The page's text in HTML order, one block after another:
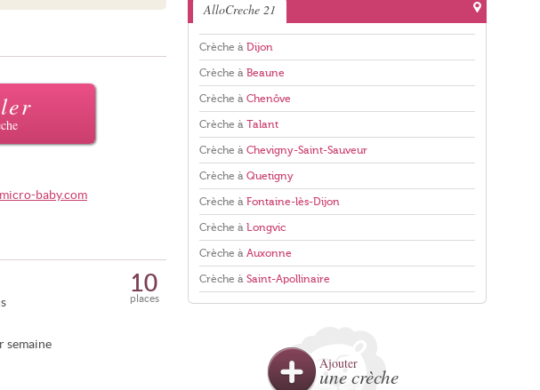
baby.com
semaine
places
10
AlloCreche 21
Crèche à Dijon
Crèche à Beaune
Crèche à Chenôve
Crèche à Talant
Crèche à Chevigny-Saint-Sauveur
Crèche à Quetigny
Crèche à Fontaine-lès-Dijon
Crèche à Longvic
Crèche à Auxonne
Crèche à Saint-Apollinaire
Ajouter
une crèche